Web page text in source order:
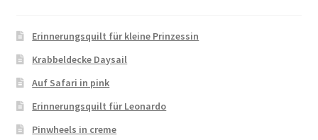
Erinnerungsquilt für kleine Prinzessin
Krabbeldecke Daysail
Auf Safari in pink
Erinnerungsquilt für Leonardo
Pinwheels in creme